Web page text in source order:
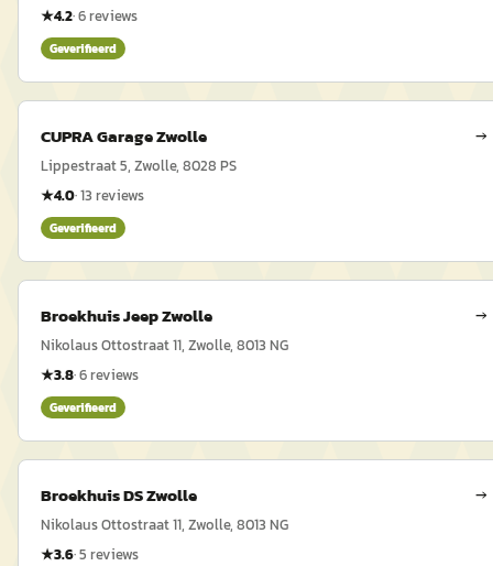
★4.2·6reviews
Geverifieerd
CUPRA Garage Zwolle →
Lippestraat 5, Zwolle, 8028 PS
★4.0·13 reviews
Geverifieerd
Broekhuis Jeep Zwolle →
Nikolaus Ottostraat 11, Zwolle, 8013 NG
★3.8·6reviews
Geverifieerd
Broekhuis DS Zwolle →
Nikolaus Ottostraat 11, Zwolle, 8013 NG
★3.6·5 reviews